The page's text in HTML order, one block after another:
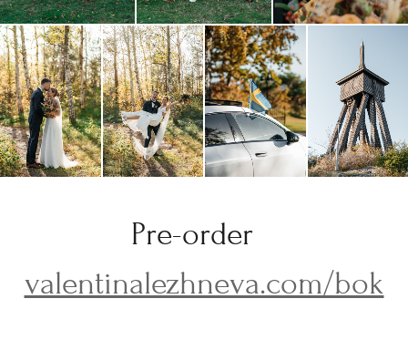
Pre-order
valentinalezhneva.com/bok